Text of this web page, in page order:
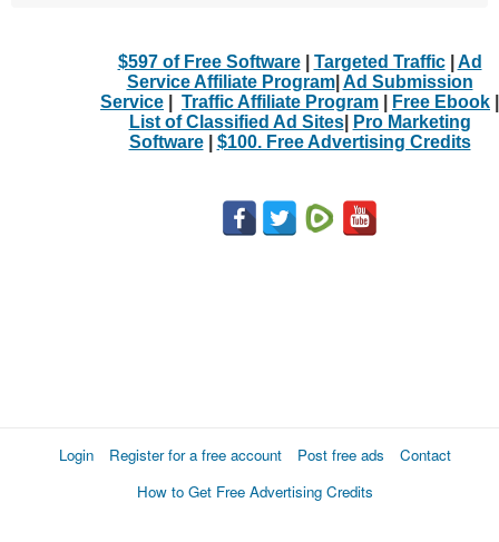
$597 of Free Software| Targeted Traffic| Ad
Service Affiliate Program| Ad Submission
Service
Traffic Affiliate Program Free Ebook
List of Classified Ad Sites|
Pro Marketing
Software| $100. Free Advertising Credits
Login Register for a free account Post free ads
Contact
How to Get Free Advertising Credits